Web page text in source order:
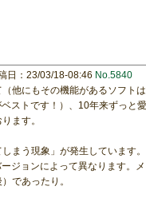
日：23/03/18-08:46 No.5840
他にもその機能があるソフトは
ストです！）、10年来ずっと愛
ます。
まう現象」が発生しています。
ジョンによって異なります。メ
であったり。